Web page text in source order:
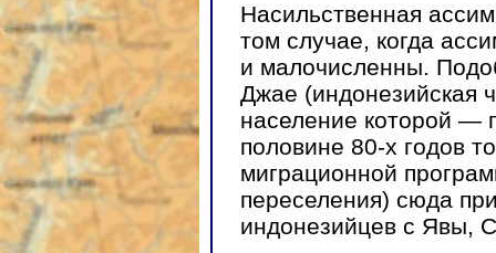
Насильственная
том случае, когда
и малочисленны.
Джае (индонезийская
население которой —
половине 80-х годов
миграционной
переселения) сюда
индонезийцев с Явы,